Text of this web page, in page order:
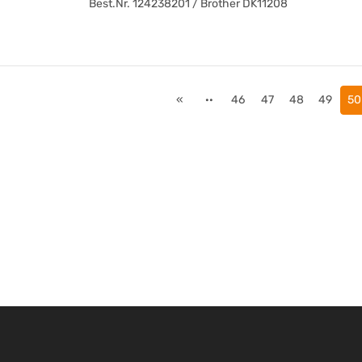
Best.Nr. 124238201 / Brother DK11208
« ·· 46 47 48 49 50